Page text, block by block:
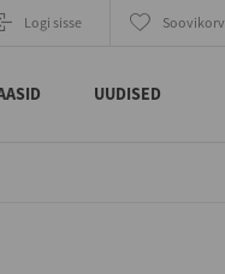
Logi sisse Soovikorv
UUDISED